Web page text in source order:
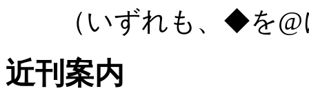
（いずれも、◆を@
近刊案内